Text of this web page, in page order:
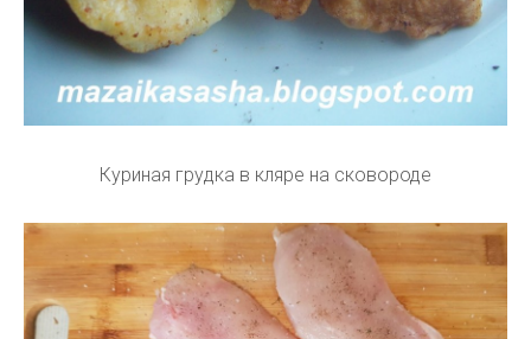
Куриная грудка в кляре на сковороде